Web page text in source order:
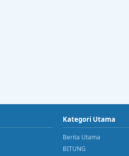
Kategori Utama
Berita Utama
BITUNG